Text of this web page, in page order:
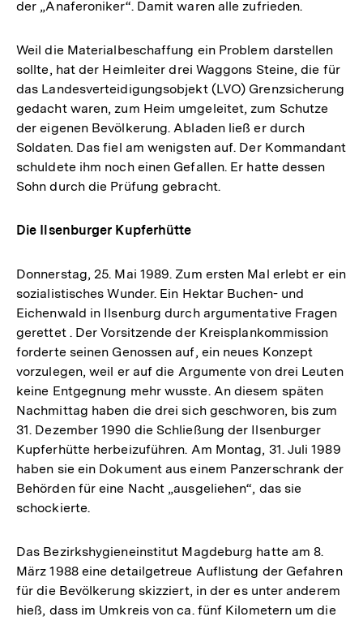
der „Anaferoniker“. Damit waren alle zufrieden.
Weil die Materialbeschaffung ein Problem darstellen
sollte, hat der Heimleiter drei Waggons Steine, die für
das Landesverteidigungsobjekt (LVO) Grenzsicherung
gedacht waren, zum Heim umgeleitet, zum Schutze
der eigenen Bevölkerung. Abladen ließ er durch
Soldaten. Das fiel am wenigsten auf. Der Kommandant
schuldete ihm noch einen Gefallen. Er hatte dessen
Sohn durch die Prüfung gebracht.
Die Ilsenburger Kupferhütte
Donnerstag, 25. Mai 1989. Zum ersten Mal erlebt er ein
sozialistisches Wunder. Ein Hektar Buchen- und
Eichenwald in Ilsenburg durch argumentative Fragen
gerettet . Der Vorsitzende der Kreisplankommission
forderte seinen Genossen auf, ein neues Konzept
vorzulegen, weil er auf die Argumente von drei Leuten
keine Entgegnung mehr wusste. An diesem späten
Nachmittag haben die drei sich geschworen, bis zum
31. Dezember 1990 die Schließung der Ilsenburger
Kupferhütte herbeizuführen. Am Montag, 31. Juli 1989
haben sie ein Dokument aus einem Panzerschrank der
Behörden für eine Nacht „ausgeliehen“, das sie
schockierte.
Das Bezirkshygieneinstitut Magdeburg hatte am 8.
März 1988 eine detailgetreue Auflistung der Gefahren
für die Bevölkerung skizziert, in der es unter anderem
hieß, dass im Umkreis von ca. fünf Kilometern um die